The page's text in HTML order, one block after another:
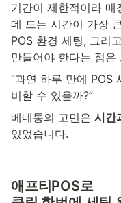
기간이 제한적이라
데 드는 시간이 가장
POS 환경 세팅, 그리
만들어야 한다는 점은
“과연 하루 만에 POS
비할 수 있을까?”
베네통의 고민은 시간
있었습니다.
애프티POS로